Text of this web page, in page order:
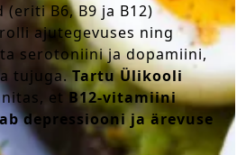
B6, B9 ja B12)
ajutegevuses ning
serotoniini ja dopamiini,
tujuga.Tartu Ülikooli
et B12-vitamiini
depressiooni ja ärevuse